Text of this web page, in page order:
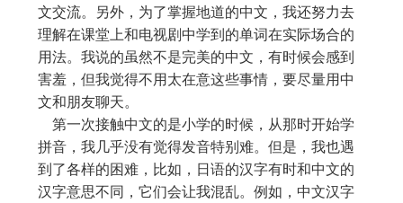
文交流。另外，为了掌握地道的中文，我还努力去
理解在课堂上和电视剧中学到的单词在实际场合的
用法。我说的虽然不是完美的中文，有时候会感到
害羞，但我觉得不用太在意这些事情，要尽量用中
文和朋友聊天。
第一次接触中文的是小学的时候，从那时开始学
拼音，我几乎没有觉得发音特别难。但是，我也遇
到了各样的困难，比如，日语的汉字有时和中文的
汉字意思不同，它们会让我混乱。例如，中文汉字